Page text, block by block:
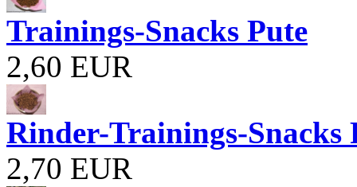
Trainings-Snacks Pute
2,60 EUR
Rinder-Trainings-Snacks
2,70 EUR